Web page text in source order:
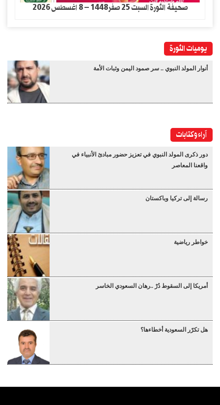
صحيفة الثورة السبت 25 صفر1448 – 8 اغسطس 2026
يوميات الثورة
أنوار المولد النبوي .. سر صمود اليمن وثبات الأمة
آراء وكتابات
دور ذكرى المولد النبوي في تعزيز حضور مبادئ الأنبياء في
واقعنا المعاصر
رسالة إلى تركيا وباكستان
خواطر رياضية
أمريكا إلى السقوط دُرْ ..رهان السعودي الخاسر
هل تكرّر السعودية أخطاءها؟